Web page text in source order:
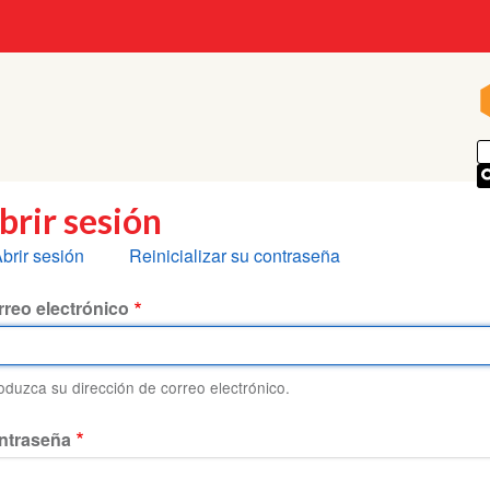
sesión
sesión Reinicializar su contraseña
electrónico
su dirección de correo electrónico.